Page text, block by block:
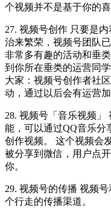
个视频并不是基于你的
27. 视频号创作 只要是
治来繁荣，视频号团队
非常多有趣的活动和垂
到你所在垂类的运营同
大家：视频号创作者社
动，通过以后会有运营
28. 视频号「音乐视频
能，可以通过QQ音乐分
创作视频。 这个视频会
被分享到微信，用户点
你。
29. 视频号的传播 视频
个行走的传播渠道。